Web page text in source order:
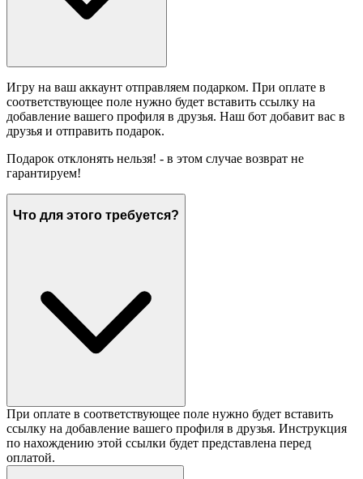
Игру на ваш аккаунт отправляем подарком. При оплате в
соответствующее поле нужно будет вставить ссылку на
добавление вашего профиля в друзья. Наш бот добавит вас в
друзья и отправить подарок.
Подарок отклонять нельзя! - в этом случае возврат не
гарантируем!
Что для этого требуется?
При оплате в соответствующее поле нужно будет вставить
ссылку на добавление вашего профиля в друзья. Инструкция
по нахождению этой ссылки будет представлена перед
оплатой.